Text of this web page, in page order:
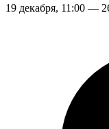
19 декабря, 11:00 —